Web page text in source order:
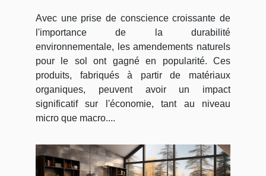
Avec une prise de conscience croissante de
l'importance de la durabilité
environnementale, les amendements naturels
pour le sol ont gagné en popularité. Ces
produits, fabriqués à partir de matériaux
organiques, peuvent avoir un impact
significatif sur l'économie, tant au niveau
micro que macro....